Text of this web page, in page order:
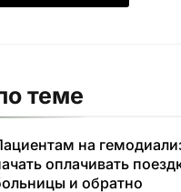
теме
на
оплачивать
и обратно